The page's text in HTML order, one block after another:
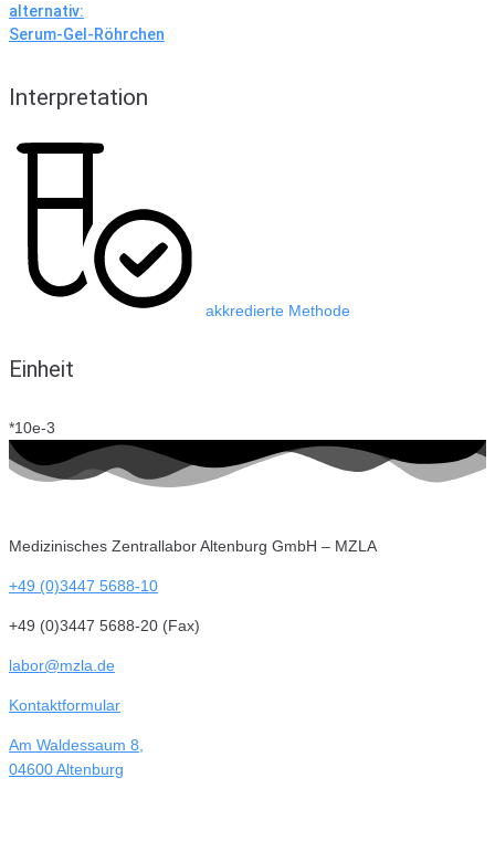
alternativ:
Serum-Gel-Röhrchen
Interpretation
akkredierte Methode
Einheit
*10e-3
Medizinisches Zentrallabor Altenburg GmbH – MZLA
+49 (0)3447 5688-10
+49 (0)3447 5688-20 (Fax)
labor@mzla.de
Kontaktformular
Am Waldessaum 8,
04600 Altenburg